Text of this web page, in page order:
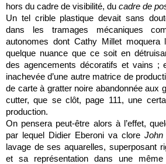
hors du cadre de visibilité, du cadre de
Un tel crible plastique devait sans
dans les tramages mécaniques
autonomes dont Cathy Millet moquera
quelque nuance que ce soit en
des agencements décoratifs et vains ;
inachevée d’une autre matrice de
de carte à gratter noire abandonnée aux
cutter, que se clôt, page 111, une
production.
On pensera peut-être alors à l’effet,
par lequel Didier Eberoni va clore
lavage de ses aquarelles, superposant
et sa représentation dans une